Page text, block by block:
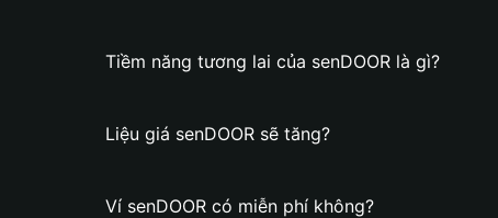
Tiềm năng tương lai của senDOOR là gì?
Liệu giá senDOOR sẽ tăng?
Ví senDOOR có miễn phí không?